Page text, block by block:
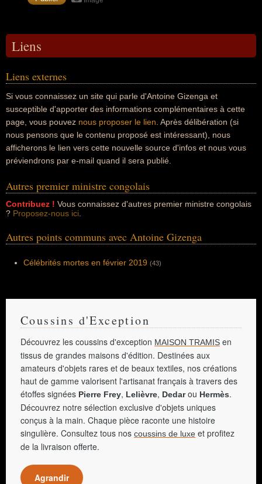
Liens
Liens externes
Si vous connaissez un site qui parle d'Antoine Gizenga et
susceptible d'apporter des informations complémentaires à cette
page, vous pouvez nous proposer le lien . Après délibération (si
nous pensons que le contenu proposé est intéressant), nous
afficherons le lien vers cette nouvelle source d'infos et nous vous
préviendrons par e-mail quand il sera publié.
Autres premier ministre congolais
Contribuez ! Vous connaissez d'autres premier ministre congolais
? Proposez-nous ici
Autres points communs avec Antoine Gizenga
Célébrités mortes en février 2019 (43)
Coussins d'Exception
Découvrez les coussins d'exception MAISON TRAMIS en
tissus de grandes maisons d'édition. Destinées aux
amateurs d'objets rares et de beaux textiles, nos créations
haut de gamme valorisent l'artisanat français à travers des
étoffes signées Pierre Frey, Lelièvre, Dedarou Hermès.
Découvrez notre sélection exclusive d'objets uniques
conçus à la main. Chaque pièce raconte une histoire
singulière. Consultez tous nos coussins de luxe et profitez
de la livraison offerte.
Agrandir